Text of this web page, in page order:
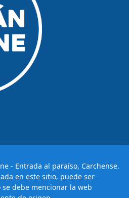
- Entrada al paraíso, Carchense.
en este sitio, puede ser
debe mencionar la web